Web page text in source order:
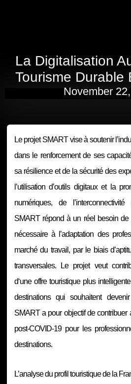
La Digitalisation
Tourisme Durable
November
Le projet SMART vise à soutenir
dans le renforcement de ses
sa résilience et de la sécurité des
l’utilisation d’outils digitaux et la
numériques, de
SMART répond à un réel besoin de
nécessaire à l’adaptation des
marché du travail, par le biais
transversales. Le projet veut
d‘une offre touristique plus
destinations qui souhaitent
SMART a pour objectif de contribuer
post-COVID-19 pour les
destinations.
L’analyse du profil touristique de la